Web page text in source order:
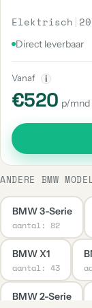
Elektrisch |
Direct leverbaar
Vanaf i
€520 p/mnd
ANDERE BMW
BMW 3-Serie
aantal: 82
BMW X1
aantal: 43
BMW 2-Serie